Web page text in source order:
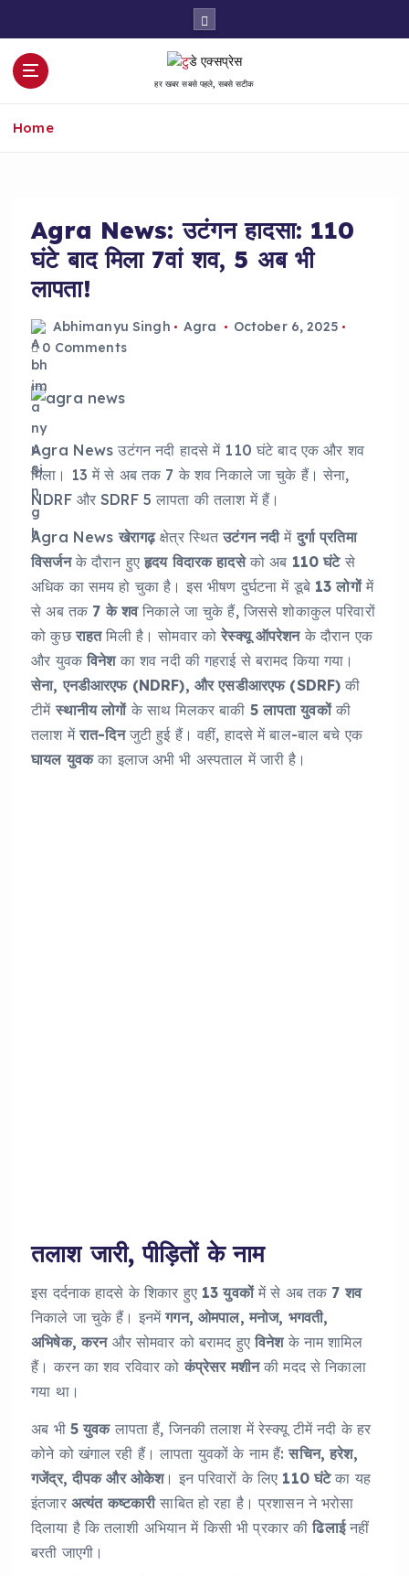
हर खबर सबसे पहले, सबसे सटीक
Home
Agra News: उटंगन हादसा: 110
घंटे बाद मिला 7वां शव, 5 अब भी
लापता!
Abhimanyu Singh Agra
October 6, 2025
0 Comments
Agra News उटंगन नदी हादसे में 110 घंटे बाद एक और शव
मिला। 13 में से अब तक 7 के शव निकाले जा चुके हैं। सेना,
NDRF और SDRF 5 लापता की तलाश में हैं।
Agra Newsखेरागढ़क्षेत्र स्थितउटंगन नदीमेंदुर्गा प्रतिमा
विसर्जनके दौरान हुएहृदय विदारक हादसेको अब 110 घंटेसे
अधिक का समय हो चुका है। इस भीषण दुर्घटना में डूबे 13 लोगोंमें
से अब तक 7 के शवनिकाले जा चुके हैं, जिससे शोकाकुल परिवारों
को कुछराहतमिली है। सोमवार कोरेस्क्यू ऑपरेशनके दौरान एक
और युवकविनेशका शव नदी की गहराई से बरामद किया गया।
सेना, एनडीआरएफ (NDRF), और एसडीआरएफ (SDRF) की
टीमेंस्थानीय लोगोंके साथ मिलकर बाकी 5 लापता युवकोंकी
तलाश मेंरात-दिनजुटी हुई हैं। वहीं, हादसे में बाल-बाल बचे एक
घायल युवकका इलाज अभी भी अस्पताल में जारी है।
तलाश जारी, पीड़ितों के नाम
इस दर्दनाक हादसे के शिकार हुए 13 युवकोंमें से अब तक 7 शव
निकाले जा चुके हैं। इनमेंगगन, ओमपाल, मनोज, भगवती,
अभिषेक, करनऔर सोमवार को बरामद हुएविनेशके नाम शामिल
हैं। करन का शव रविवार कोकंप्रेसर मशीनकी मदद से निकाला
गया था।
अब भी 5 युवकलापता हैं, जिनकी तलाश में रेस्क्यू टीमें नदी के हर
कोने को खंगाल रही हैं। लापता युवकों के नाम हैं:सचिन, हरेश,
गजेंद्र, दीपक और ओकेश। इन परिवारों के लिए 110 घंटेका यह
इंतजार अत्यंत कष्टकारीसाबित हो रहा है। प्रशासन ने भरोसा
दिलाया है कि तलाशी अभियान में किसी भी प्रकार कीढिलाईनहीं
बरती जाएगी।